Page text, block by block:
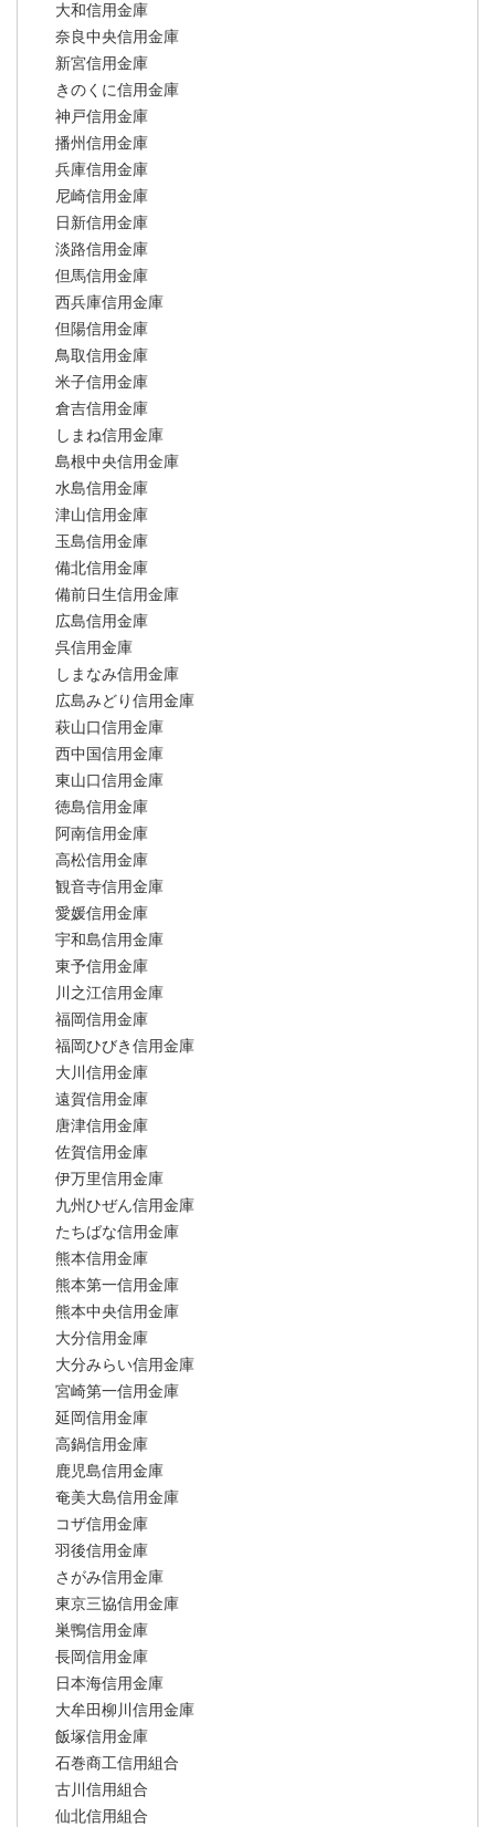
大和信用金庫
奈良中央信用金庫
新宮信用金庫
きのくに信用金庫
神戸信用金庫
播州信用金庫
兵庫信用金庫
尼崎信用金庫
日新信用金庫
淡路信用金庫
但馬信用金庫
西兵庫信用金庫
但陽信用金庫
鳥取信用金庫
米子信用金庫
倉吉信用金庫
しまね信用金庫
島根中央信用金庫
水島信用金庫
津山信用金庫
玉島信用金庫
備北信用金庫
備前日生信用金庫
広島信用金庫
呉信用金庫
しまなみ信用金庫
広島みどり信用金庫
萩山口信用金庫
西中国信用金庫
東山口信用金庫
徳島信用金庫
阿南信用金庫
高松信用金庫
観音寺信用金庫
愛媛信用金庫
宇和島信用金庫
東予信用金庫
川之江信用金庫
福岡信用金庫
福岡ひびき信用金庫
大川信用金庫
遠賀信用金庫
唐津信用金庫
佐賀信用金庫
伊万里信用金庫
九州ひぜん信用金庫
たちばな信用金庫
熊本信用金庫
熊本第一信用金庫
熊本中央信用金庫
大分信用金庫
大分みらい信用金庫
宮崎第一信用金庫
延岡信用金庫
高鍋信用金庫
鹿児島信用金庫
奄美大島信用金庫
コザ信用金庫
羽後信用金庫
さがみ信用金庫
東京三協信用金庫
巣鴨信用金庫
長岡信用金庫
日本海信用金庫
大牟田柳川信用金庫
飯塚信用金庫
石巻商工信用組合
古川信用組合
仙北信用組合